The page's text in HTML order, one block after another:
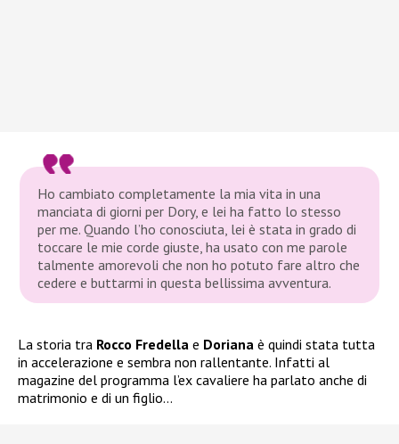
Ho cambiato completamente la mia vita in una
manciata di giorni per Dory, e lei ha fatto lo stesso
per me. Quando l’ho conosciuta, lei è stata in grado di
toccare le mie corde giuste, ha usato con me parole
talmente amorevoli che non ho potuto fare altro che
cedere e buttarmi in questa bellissima avventura.
La storia tra Rocco Fredella e Doriana è quindi stata tutta
in accelerazione e sembra non rallentante. Infatti al
magazine del programma l’ex cavaliere ha parlato anche di
matrimonio e di un figlio…